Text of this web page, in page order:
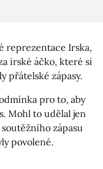
reprezentace Irska,
irské áčko, které si
přátelské zápasy.
pro to, aby
Mohl to udělal jen
zápasu
povolené.